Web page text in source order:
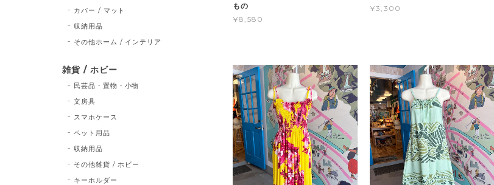
もの
¥8,580
¥3,300
カバー / マット
収納用品
その他ホーム / インテリア
雑貨 / ホビー
民芸品・置物・小物
文房具
スマホケース
ペット用品
収納用品
その他雑貨 / ホビー
キーホルダー